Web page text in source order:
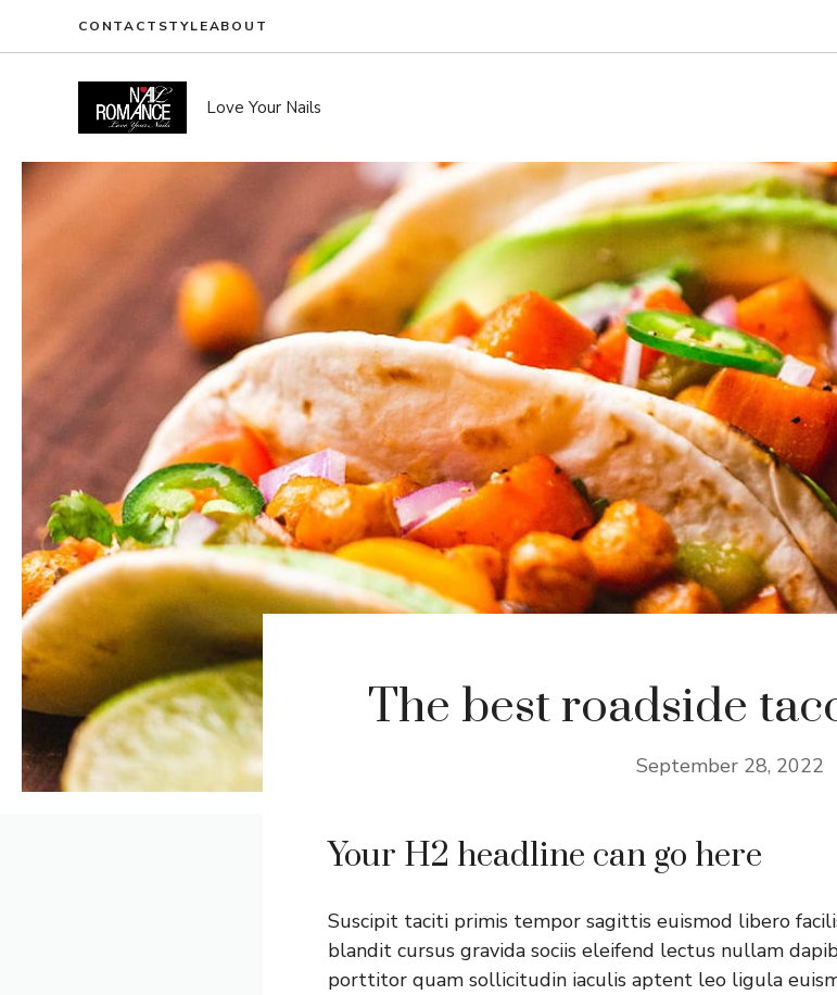
CONTACT STYLEABOUT
Love Your Nails
The best roadside
September 28, 2022
Your H2 headline can go here
Suscipit taciti primis tempor sagittis euismod libero
blandit cursus gravida sociis eleifend lectus nullam
porttitor quam sollicitudin iaculis aptent leo ligula